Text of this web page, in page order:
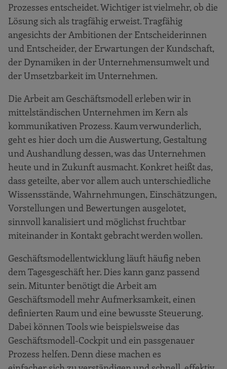
Prozesses entscheidet. Wichtiger ist vielmehr, ob die
Lösung sich als tragfähig erweist. Tragfähig
angesichts der Am­bitionen der Entscheiderinnen
und Entscheider, der Erwartungen der Kundschaft,
der Dynamiken in der Unternehmensumwelt und
der Umsetzbarkeit im Unternehmen.
Die Arbeit am Geschäftsmodell erleben wir in
mittelständischen Unternehmen im Kern als
kommunikativen Prozess. Kaum verwunderlich,
geht es hier doch um die Auswertung, Gestaltung
und Aushandlung dessen, was das Unter­nehmen
heute und in Zukunft ausmacht. Konkret heißt das,
dass geteilte, aber vor allem auch unterschiedliche
Wissensstände, Wahrnehmungen, Einschätzungen,
Vorstellungen und Bewertungen ausgelotet,
sinnvoll kanalisiert und möglichst fruchtbar
miteinander in Kontakt gebracht werden wollen.
Geschäftsmodellentwicklung läuft häufig neben
dem Tagesgeschäft her. Dies kann ganz passend
sein. Mitunter benötigt die Arbeit am
Geschäftsmodell mehr Aufmerksamkeit, einen
definierten Raum und eine bewusste Steuerung.
Dabei können Tools wie beispielsweise das
Geschäftsmodell-Cockpit und ein passgenauer
Prozess helfen. Denn diese machen es